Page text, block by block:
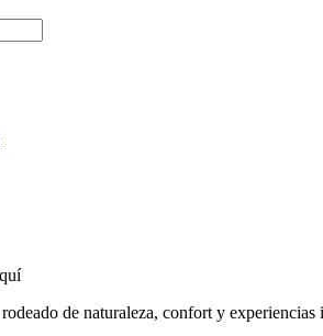
de naturaleza, confort y experiencias